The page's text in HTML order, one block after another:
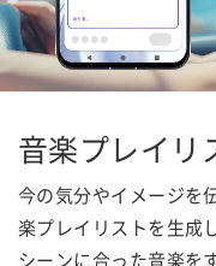
音楽プレイリ
今の気分やイメージを
楽プレイリストを生成